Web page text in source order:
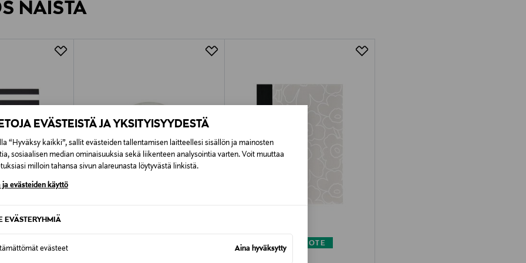
EVÄSTEISTÄ JA YKSITYISYYDESTÄ
“Hyväksy kaikki”, sallit evästeiden tallentamisen laitteellesi sisällön ja mainosten
sosiaalisen median ominaisuuksia sekä liikenteen analysointia varten. Voit muuttaa
milloin tahansa sivun alareunasta löytyvästä linkistä.
ja evästeiden käyttö
EVÄSTERYHMIÄ
evästeet Aina hyväksytty
Alk. 6,90 €, kun toimitus on saatavilla valittuun osoitteeseen.
NÄISTÄ
ETUKUPONKITUOTE